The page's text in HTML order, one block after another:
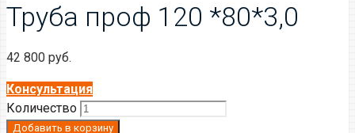
Труба проф 120 *80*3,0
42 800 руб.
Консультация
Количество
Добавить в корзину